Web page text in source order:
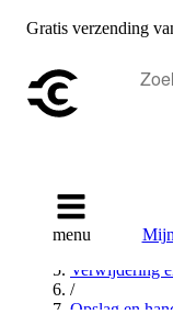
Gratis verzending
menu
Home
/
Verwijdering
/
Opslag en